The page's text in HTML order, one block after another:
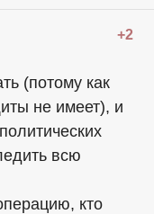
+2
(потому как
не имеет), и
всю
кто